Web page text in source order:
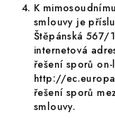
K
smlouvy je
Štěpánská 567/
internetová
řešení sporů
http://
řešení sporů
smlouvy.